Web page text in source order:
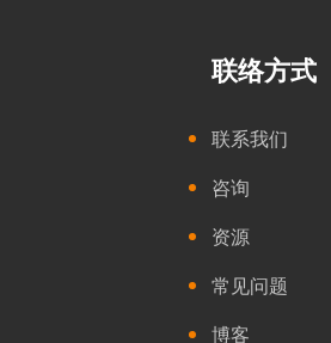
联络方式
联系我们
咨询
资源
常见问题
博客